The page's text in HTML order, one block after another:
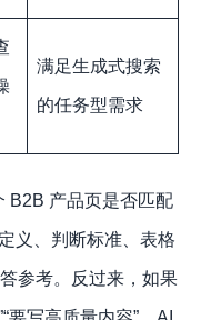
满足生成式搜索
的任务型需求
B2B 产品页是否匹配
义、判断标准、表格
参考。反过来，如果